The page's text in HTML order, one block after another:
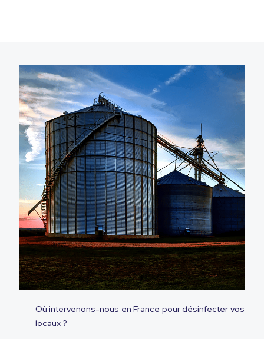
Où intervenons-nous en France pour désinfecter vos
locaux ?